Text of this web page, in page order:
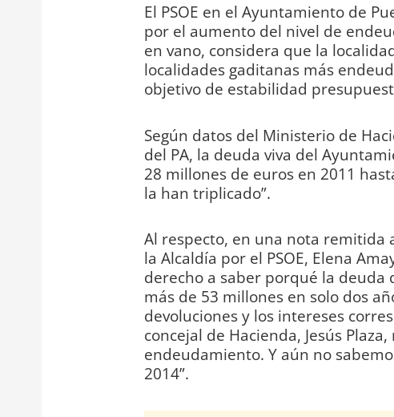
El PSOE en el Ayuntamiento de
por el aumento del nivel de
en vano, considera que la
localidades gaditanas más
objetivo de estabilidad
Según datos del Ministerio de
del PA, la deuda viva del
28 millones de euros en 2011
la han triplicado”.
Al respecto, en una nota remitida
la Alcaldía por el PSOE, Elena
derecho a saber porqué la
más de 53 millones en solo dos
devoluciones y los intereses
concejal de Hacienda, Jesús
endeudamiento. Y aún no
2014”.